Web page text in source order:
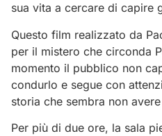
sua vita a cercare di capire
Questo film realizzato da
per il mistero che circonda
momento il pubblico non
condurlo e segue con
storia che sembra non
Per più di due ore, la sala